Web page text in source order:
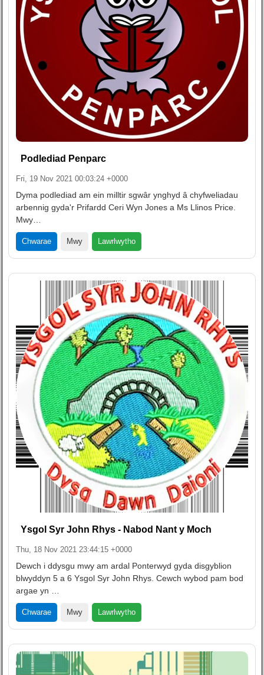
Podlediad Penparc
Fri, 19 Nov 2021 00:03:24 +0000
Dyma podlediad am ein milltir sgwâr ynghyd â chyfweliadau
arbennig gyda'r Prifardd Ceri Wyn Jones a Ms Llinos Price.
Mwy…
Chwarae Mwy Lawrlwytho
Ysgol Syr John Rhys - Nabod Nant y Moch
Thu, 18 Nov 2021 23:44:15 +0000
Dewch i ddysgu mwy am ardal Ponterwyd gyda disgyblion
blwyddyn 5 a 6 Ysgol Syr John Rhys. Cewch wybod pam bod
argae yn …
Chwarae Mwy Lawrlwytho